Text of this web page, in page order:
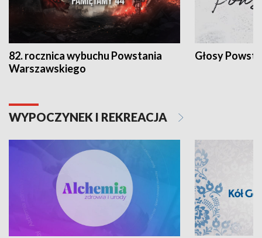
82. rocznica wybuchu Powstania
Warszawskiego
Głosy
WYPOCZYNEK I REKREACJA